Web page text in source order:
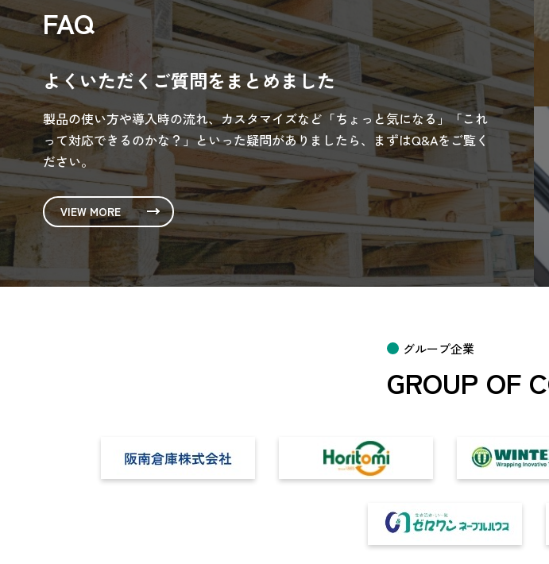
FAQ
よくいただくご質問をまとめました
製品の使い方や導入時の流れ、カスタマイズなど「ちょっと気になる」「これ
って対応できるのかな？」といった疑問がありましたら、まずはQ&Aをご覧く
ださい。
VIEW MORE
グループ企業
GROUP OF